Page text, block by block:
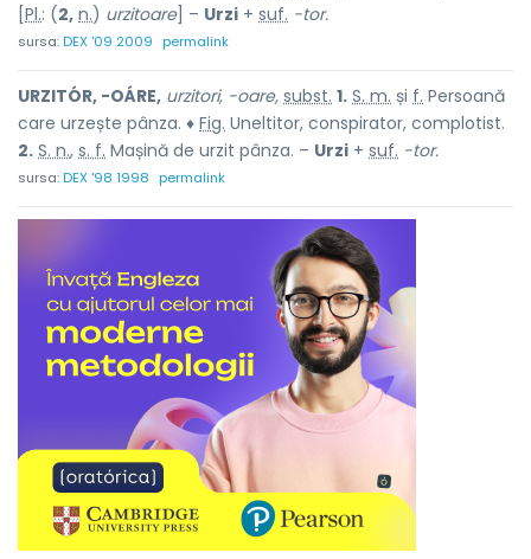
Pl.: (2, n.) urzitoare] – Urzi + suf. -tor.
sursa:DEX '09 2009 permalink
URZITÓR, -OÁRE, urzitori, -oare, subst. 1. S. m. și f. Persoană
care urzește pânza. ♦ Fig. Uneltitor, conspirator, complotist.
2. S. n., s. f. Mașină de urzit pânza. – Urzi + suf. -tor.
sursa:DEX '98 1998 permalink